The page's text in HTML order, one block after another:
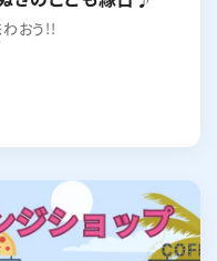
おう!!